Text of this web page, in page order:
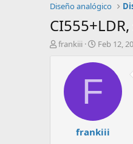
Diseño analógico
A
frankiii
F
c
i
n
Feb 12,
F
frankiii